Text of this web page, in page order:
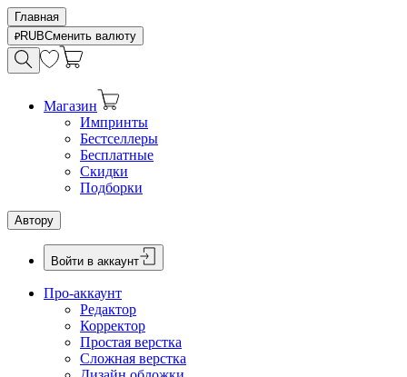
Главная
RUBСменить валюту
Магазин
Импринты
Бестселлеры
Бесплатные
Скидки
Подборки
Автору
Войти в аккаунт
Про-аккаунт
Редактор
Корректор
Простая верстка
Сложная верстка